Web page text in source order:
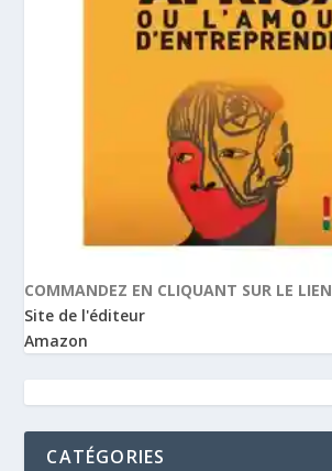
COMMANDEZ EN CLIQUANT SUR LE LIEN
Site de l'éditeur
Amazon
CATÉGORIES